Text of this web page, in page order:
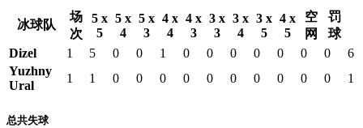
冰球队
场
次
5 x
5
5 x
4
5 x
3
4 x
4
4 x
3
3 x
3
3 x
4
3 x
5
4 x
5
空
网
罚
球
Dizel
1 5 0 0 1 0 0 0 0 0 0 0
6
Yuzhny
Ural
1 1 0 0 0 0 0 0 0 0 0 0 1
总共失球